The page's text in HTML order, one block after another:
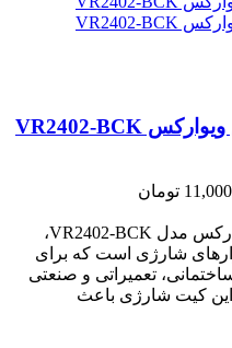
تومان
کیت شارژی براشلس دو عددی ویوارکس مدل VR2402-BCK،
شارژی است که برای
تعمیراتی و صنعتی
کیت شارژی باعث